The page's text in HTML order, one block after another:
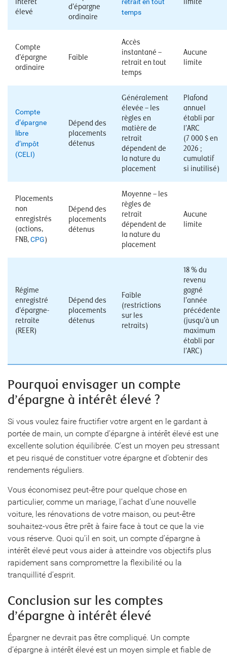
élevé
d’épargne
ordinaire
temps
Compte
d’épargne
ordinaire
Faible
Accès
instantané –
retrait en tout
temps
Aucune
limite
Compte
d’épargne
libre
d’impôt
(CELI)
Dépend des
placements
détenus
Généralement
élevée – les
règles en
matière de
retrait
dépendent de
la nature du
placement
Plafond
annuel
établi par
l’ARC
(7 000 $ en
2026 ;
cumulatif
si inutilisé)
Placements
non
enregistrés
(actions,
FNB,CPG)
Dépend des
placements
détenus
Moyenne – les
règles de
retrait
dépendent de
la nature du
placement
Aucune
limite
Régime
enregistré
d’épargne-
retraite
(REER)
Dépend des
placements
détenus
Faible
(restrictions
sur les
retraits)
18 % du
revenu
gagné
l’année
précédente
(jusqu’à un
maximum
établi par
l’ARC)
Pourquoi envisager un compte
d’épargne à intérêt élevé ?
Si vous voulez faire fructifier votre argent en le gardant à
portée de main, un compte d’épargne à intérêt élevé est une
excellente solution équilibrée. C’est un moyen peu stressant
et peu risqué de constituer votre épargne et d’obtenir des
rendements réguliers.
Vous économisez peut-être pour quelque chose en
particulier, comme un mariage, l’achat d’une nouvelle
voiture, les rénovations de votre maison, ou peut-être
souhaitez-vous être prêt à faire face à tout ce que la vie
vous réserve. Quoi qu’il en soit, un compte d’épargne à
intérêt élevé peut vous aider à atteindre vos objectifs plus
rapidement sans compromettre la flexibilité ou la
tranquillité d’esprit.
Conclusion sur les comptes
d’épargne à intérêt élevé
Épargner ne devrait pas être compliqué. Un compte
d’épargne à intérêt élevé est un moyen simple et fiable de